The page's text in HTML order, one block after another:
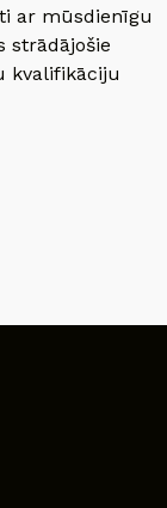
ar mūsdienīgu
strādājošie
kvalifikāciju